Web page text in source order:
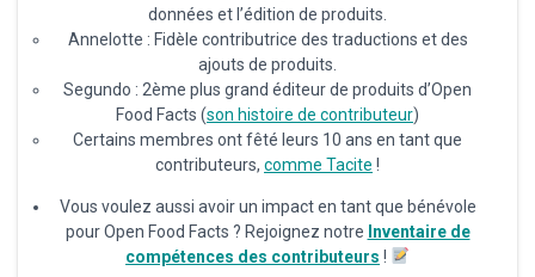
données et l’édition de produits.
Annelotte : Fidèle contributrice des traductions et des
ajouts de produits.
Segundo : 2ème plus grand éditeur de produits d’Open
Food Facts (son histoire de contributeur)
Certains membres ont fêté leurs 10 ans en tant que
contributeurs, comme Tacite !
Vous voulez aussi avoir un impact en tant que bénévole
pour Open Food Facts ? Rejoignez notre Inventaire de
compétences des contributeurs !